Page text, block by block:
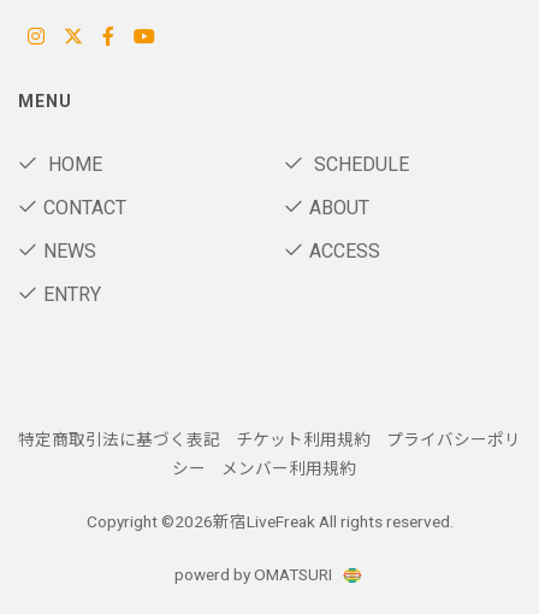
MENU
HOME
SCHEDULE
CONTACT
ABOUT
NEWS
ACCESS
ENTRY
特定商取引法に基づく表記 チケット利用規約
プライバシーポリ
シー
メンバー利用規約
Copyright ©2026新宿LiveFreak All rights reserved.
powerd by OMATSURI